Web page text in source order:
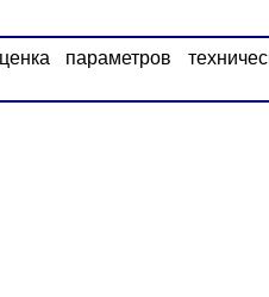
параметров